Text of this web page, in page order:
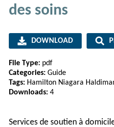
des soins
Services de soutien à
DOWNLOAD
File Type: pdf
Categories: Guide
Tags: Hamilton Niagara
Downloads: 4